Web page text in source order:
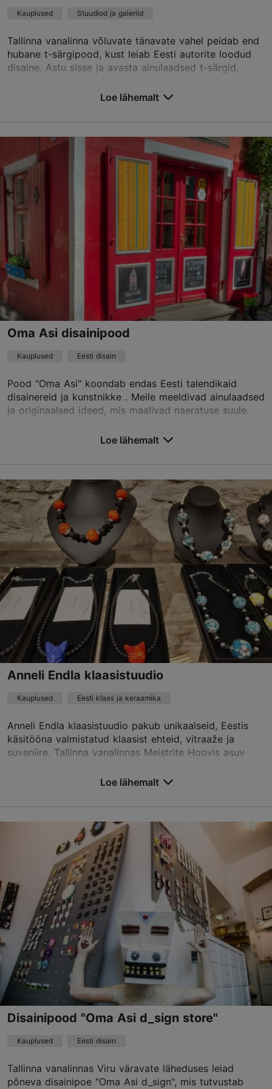
Loe rohkem arvustusi TripAdvisorist
Kauplused Stuudiod ja galeriid
Tallinna vanalinna võluvate tänavate vahel peidab end
hubane t-särgipood, kust leiab Eesti autorite loodud
disaine. Astu sisse ja avasta ainulaadsed t-särgid,
Pikk jalg 7, Tallinn
Vanalinn
Loe lähemalt
Oma Asi disainipood
Kauplused Eesti disain
Pood "Oma Asi" koondab endas Eesti talendikaid
disainereid ja kunstnikke . Meile meeldivad ainulaadsed
ja originaalsed ideed, mis maalivad naeratuse suule.
Saiakang 4, Tallinn
Vanalinn
01.01–31.12
E – P 10:00–19:00
Loe lähemalt
kirkke@omaasi.com
+372 5650 0792
TripAdvisor Traveler hinnang
põhineb 19 hinnangul
Loe rohkem arvustusi TripAdvisorist
Loe lähemalt
Anneli Endla klaasistuudio
Kauplused Eesti klaas ja keraamika
Anneli Endla klaasistuudio pakub unikaalseid, Eestis
käsitööna valmistatud klaasist ehteid, vitraaže ja
suveniire. Tallinna vanalinnas Meistrite Hoovis asuv
Vene tn 6/1, Tallinn
Vanalinn
01.01–31.12
E-P 10:00–18:00
Loe lähemalt
anneli@glassjazz.ee
+372 5373 9090
Loe lähemalt
Disainipood "Oma Asi d_sign store"
Kauplused Eesti disain
Tallinna vanalinnas Viru väravate läheduses leiad
põneva disainipoe "Oma Asi d_sign", mis tutvustab